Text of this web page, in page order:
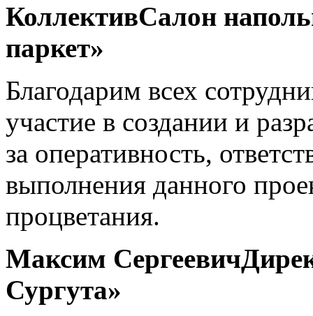
КоллективСалон
паркет»
Благодарим всех
участие в создании и
за оперативность,
выполнения данного
процветания.
Максим Сергеевич
Сургута»